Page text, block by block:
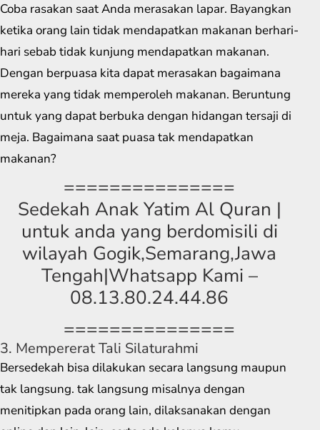
Coba rasakan saat Anda merasakan lapar. Bayangkan
ketika orang lain tidak mendapatkan makanan berhari-
hari sebab tidak kunjung mendapatkan makanan.
Dengan berpuasa kita dapat merasakan bagaimana
mereka yang tidak memperoleh makanan. Beruntung
untuk yang dapat berbuka dengan hidangan tersaji di
meja. Bagaimana saat puasa tak mendapatkan
makanan?
===============
Sedekah Anak Yatim Al Quran |
untuk anda yang berdomisili di
wilayah Gogik,Semarang,Jawa
Tengah|Whatsapp Kami –
08.13.80.24.44.86
===============
3. Mempererat Tali Silaturahmi
Bersedekah bisa dilakukan secara langsung maupun
tak langsung. tak langsung misalnya dengan
menitipkan pada orang lain, dilaksanakan dengan